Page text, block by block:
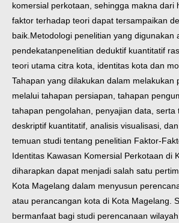
komersial perkotaan, sehingga makna dari
faktor terhadap teori dapat tersampaikan
baik. Metodologi penelitian yang digunakan
pendekatanpenelitian deduktif kuantitatif
teori utama citra kota, identitas kota dan
Tahapan yang dilakukan dalam melakukan
melalui tahapan persiapan, tahapan
tahapan pengolahan, penyajian data, serta
deskriptif kuantitatif, analisis visualisasi,
temuan studi tentang penelitian Faktor-
Identitas Kawasan Komersial Perkotaan di
diharapkan dapat menjadi salah satu
Kota Magelang dalam menyusun
atau perancangan kota di Kota Magelang.
bermanfaat bagi studi perencanaan